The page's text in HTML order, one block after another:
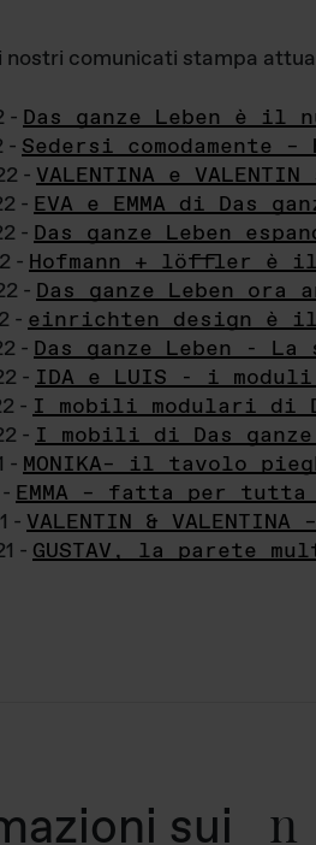
nostri comunicati stampa
- Das ganze Leben è il
- Sedersi comodamente –
- VALENTINA e
- EVA e EMMA di Das
- Das ganze Leben
- Hofmann + löffler è il
- Das ganze Leben ora
- einrichten design è il
- Das ganze Leben -
- IDA e LUIS - i moduli
- I mobili modulari di
- I mobili di Das ganze
- MONIKA– il tavolo
EMMA – fatta per
- VALENTIN &
- GUSTAV, la parete
sui